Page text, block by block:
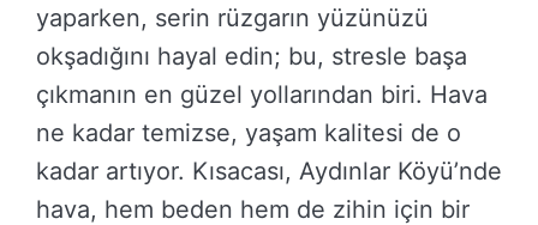
yaparken, serin rüzgarın yüzünüzü
okşadığını hayal edin; bu, stresle başa
çıkmanın en güzel yollarından biri. Hava
ne kadar temizse, yaşam kalitesi de o
kadar artıyor. Kısacası, Aydınlar Köyü’nde
hava, hem beden hem de zihin için bir